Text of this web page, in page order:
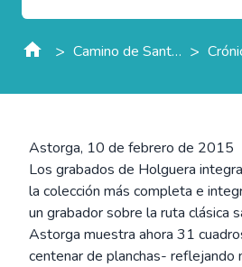
> Camino de Santiago >
Astorga, 10 de febrero de 2015
Los grabados de Holguera
la colección más completa e
un grabador sobre la ruta clásica
Astorga muestra ahora 31
centenar de planchas- reflejando